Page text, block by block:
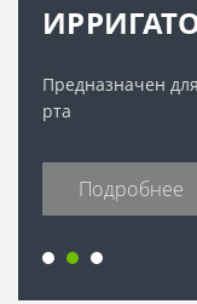
Предназначен
рта
Подробнее